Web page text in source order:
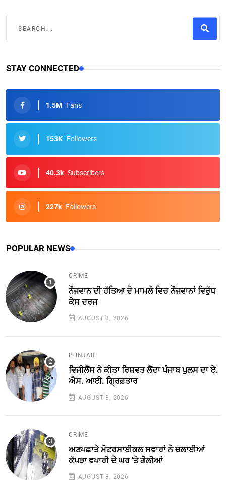
STAY CONNECTED
1.5M Fans
153K Followers
40.3k Subscribers
227k Followers
POPULAR NEWS
CRIME
ਨੌਜਵਾਨ ਦੀ ਹੱਤਿਆ ਦੇ ਮਾਮਲੇ ਵਿਚ ਨੌਜਵਾਨਾਂ ਵਿਰੁੱਧ
ਕੇਸ ਦਰਜ
AUGUST 8, 2026
PUNJAB
ਵਿਜੀਲੈਂਸ ਨੇ ਕੀਤਾ ਰਿਸ਼ਵਤ ਲੈਂਦਾ ਪੰਜਾਬ ਪੁਲਸ ਦਾ ਏ.
ਐਸ. ਆਈ. ਗ੍ਰਿਫ਼ਤਾਰ
AUGUST 8, 2026
CRIME
ਅਣਪਛਾਤੇ ਮੋਟਰਸਾਈਕਲ ਸਵਾਰਾਂ ਨੇ ਚਲਾਈਆਂ
ਕੱਪੜਾ ਵਪਾਰੀ ਦੇ ਘਰ 'ਤੇ ਗੋਲੀਆਂ
AUGUST 8, 2026